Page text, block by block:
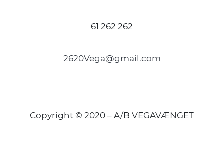
61 262 262
2620Vega@gmail.com
Copyright © 2020 – A/B VEGAVÆNGET